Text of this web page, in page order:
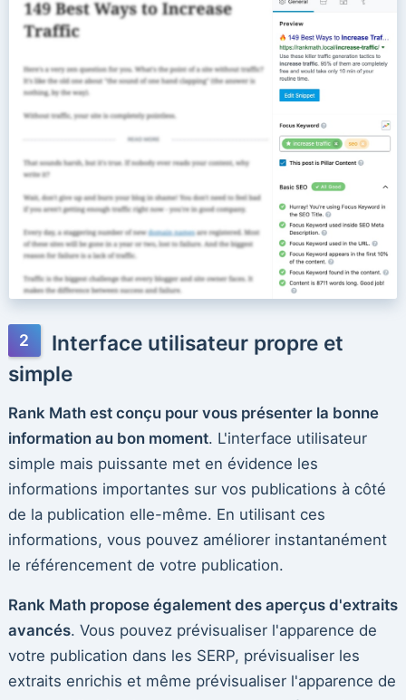
Interface utilisateur propre et
simple
Rank Math est conçu pour vous présenter la bonne
information au bon moment. L'interface utilisateur
simple mais puissante met en évidence les
informations importantes sur vos publications à côté
de la publication elle-même. En utilisant ces
informations, vous pouvez améliorer instantanément
le référencement de votre publication.
Rank Math propose également des aperçus d'extraits
avancés. Vous pouvez prévisualiser l'apparence de
votre publication dans les SERP, prévisualiser les
extraits enrichis et même prévisualiser l'apparence de